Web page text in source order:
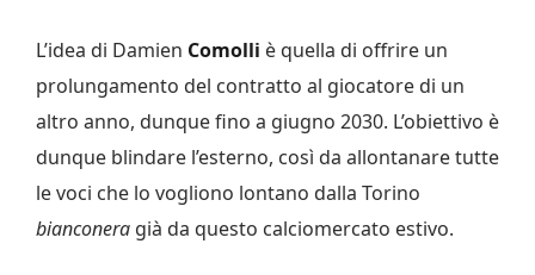
L’idea di Damien Comolli è quella di offrire un
prolungamento del contratto al giocatore di un
altro anno, dunque fino a giugno 2030. L’obiettivo è
dunque blindare l’esterno, così da allontanare tutte
le voci che lo vogliono lontano dalla Torino
bianconera già da questo calciomercato estivo.